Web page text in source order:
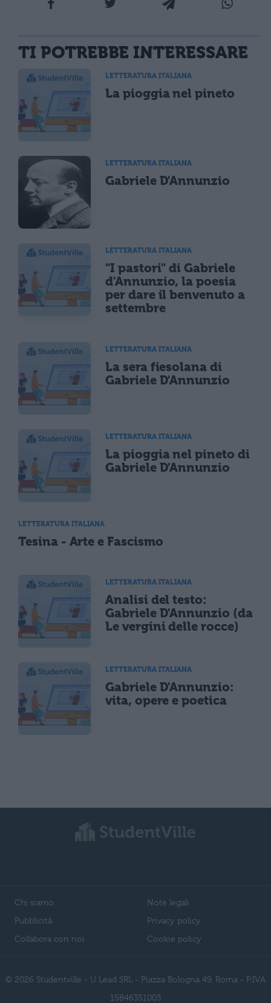
TI POTREBBE INTERESSARE
LETTERATURA ITALIANA
La pioggia nel pineto
LETTERATURA ITALIANA
Gabriele D'Annunzio
LETTERATURA ITALIANA
"I pastori" di Gabriele
d'Annunzio, la poesia
per dare il benvenuto a
settembre
LETTERATURA ITALIANA
La sera fiesolana di
Gabriele D'Annunzio
LETTERATURA ITALIANA
La pioggia nel pineto di
Gabriele D'Annunzio
LETTERATURA ITALIANA
Tesina - Arte e Fascismo
LETTERATURA ITALIANA
Analisi del testo:
Gabriele D'Annunzio (da
Le vergini delle rocce)
LETTERATURA ITALIANA
Gabriele D'Annunzio:
vita, opere e poetica
Chi siamo
Pubblicità
Collabora con noi
Note legali
Privacy policy
Cookie policy
© 2026 Studentville - U Lead SRL - Piazza Bologna 49, Roma - P.IVA
15846351003